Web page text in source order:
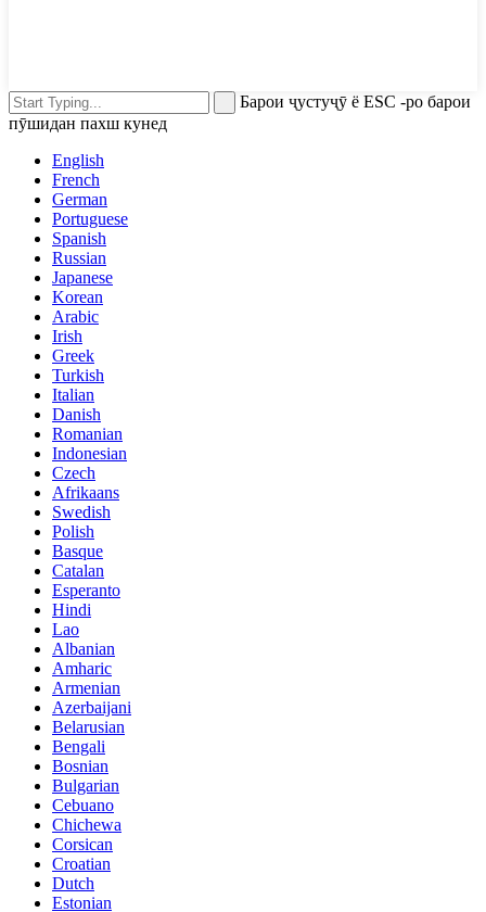
Барои ҷустуҷӯ ё ESC -ро барои
пӯшидан пахш кунед
English
French
German
Portuguese
Spanish
Russian
Japanese
Korean
Arabic
Irish
Greek
Turkish
Italian
Danish
Romanian
Indonesian
Czech
Afrikaans
Swedish
Polish
Basque
Catalan
Esperanto
Hindi
Lao
Albanian
Amharic
Armenian
Azerbaijani
Belarusian
Bengali
Bosnian
Bulgarian
Cebuano
Chichewa
Corsican
Croatian
Dutch
Estonian